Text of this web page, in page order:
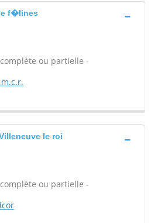
f�lines
ou partielle -
le roi
ou partielle -